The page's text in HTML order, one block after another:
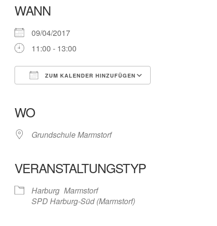
WANN
09/04/2017
11:00 - 13:00
ZUM KALENDER HINZUFÜGEN
WO
Grundschule Marmstorf
VERANSTALTUNGSTYP
Harburg Marmstorf
SPD Harburg-Süd (Marmstorf)